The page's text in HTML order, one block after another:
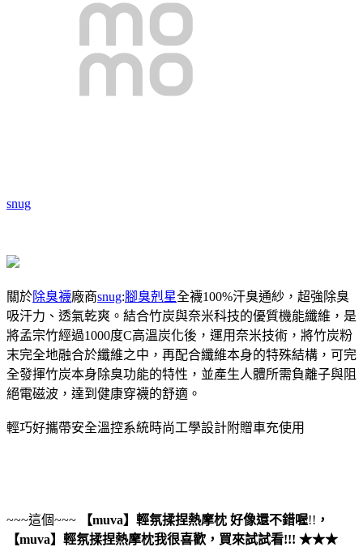
snug
關於除臭襪廠商snug:腳臭剋星全襪100%汗臭通紗，超強除臭
吸汗力、透氣乾爽。結合竹炭與奈米科技的優質機能纖維，是
將孟宗竹經過1000度C高溫炭化後，運用奈米技術，將竹炭粉
末完全地融合於纖維之中，再配合纖維本身的特殊結構，可完
全發揮竹炭本身除臭功能的特性，並產生人體所需負離子與阻
絕電磁波，達到健康穿襪的舒適。
輕巧好攜帶安全溫控系統時尚工學設計附贈車充使用
~~~這個~~~ 【muva】輕氛揉捏熱摩枕 好像還不錯喔!! ，
【muva】輕氛揉捏熱摩枕我很喜歡，買來試試看!!! ★★★